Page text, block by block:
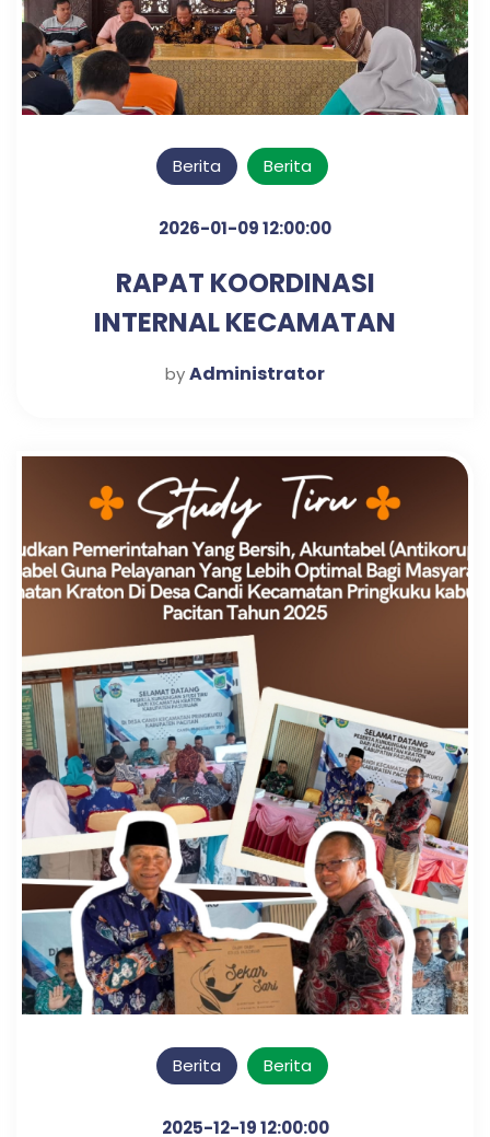
Berita Berita
2026-01-09 12:00:00
RAPAT KOORDINASI
INTERNAL KECAMATAN
KRATON UNTUK PENGUATAN
byAdministrator
Berita Berita
2025-12-19 12:00:00